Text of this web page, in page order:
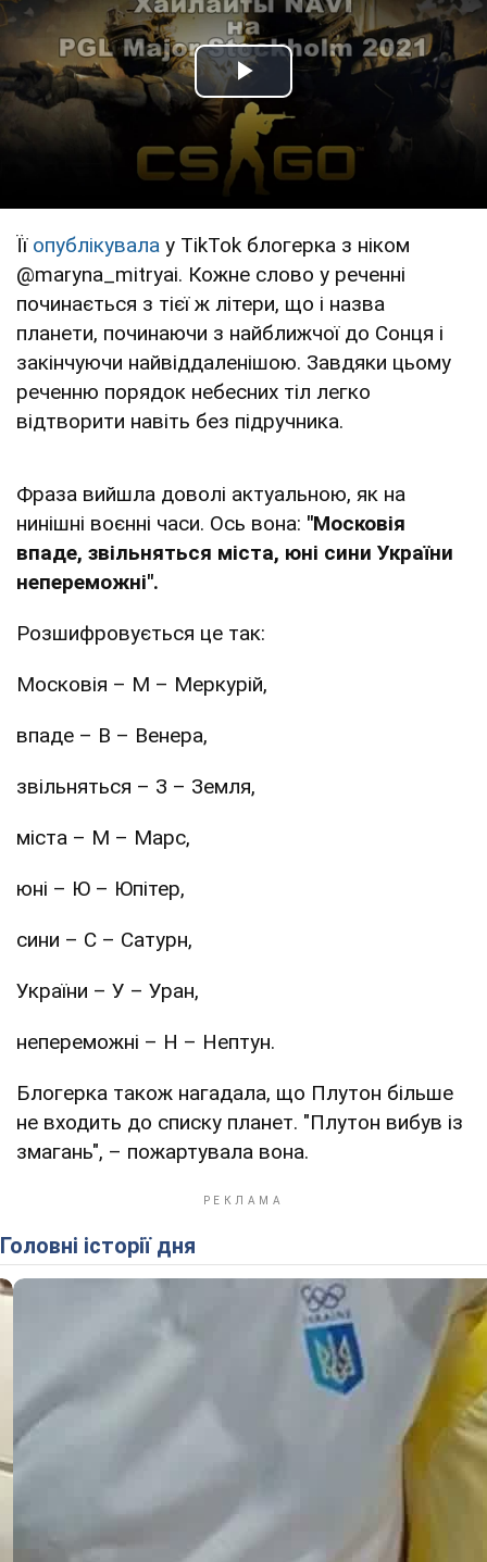
Play Video
Її опублікувала у TikTok блогерка з ніком
@maryna_mitryai. Кожне слово у реченні
починається з тієї ж літери, що і назва
планети, починаючи з найближчої до Сонця і
закінчуючи найвіддаленішою. Завдяки цьому
реченню порядок небесних тіл легко
відтворити навіть без підручника.
Фраза вийшла доволі актуальною, як на
нинішні воєнні часи. Ось вона: "Московія
впаде, звільняться міста, юні сини України
непереможні".
Розшифровується це так:
Московія – М – Меркурій,
впаде – В – Венера,
звільняться – З – Земля,
міста – М – Марс,
юні – Ю – Юпітер,
сини – С – Сатурн,
України – У – Уран,
непереможні – Н – Нептун.
Блогерка також нагадала, що Плутон більше
не входить до списку планет. "Плутон вибув із
змагань", – пожартувала вона.
Головні історії дня